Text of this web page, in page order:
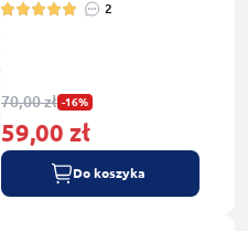
2
70,00 zł -16%
59,00 zł
Do koszyka